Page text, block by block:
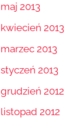
maj 2013
kwiecień 2013
marzec 2013
styczeń 2013
grudzień 2012
listopad 2012